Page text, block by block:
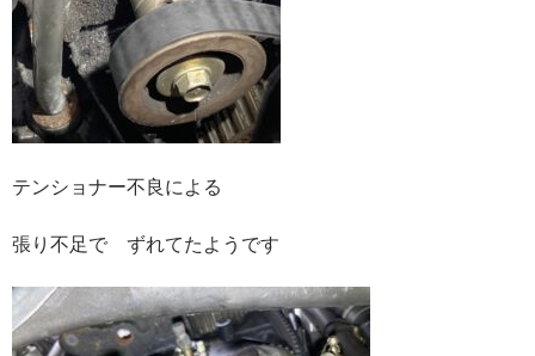
テンショナー不良による
張り不足で ずれてたようです